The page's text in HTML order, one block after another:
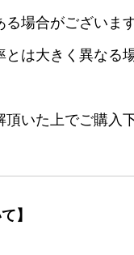
場合がございます
は大きく異なる
いた上でご購入下
】